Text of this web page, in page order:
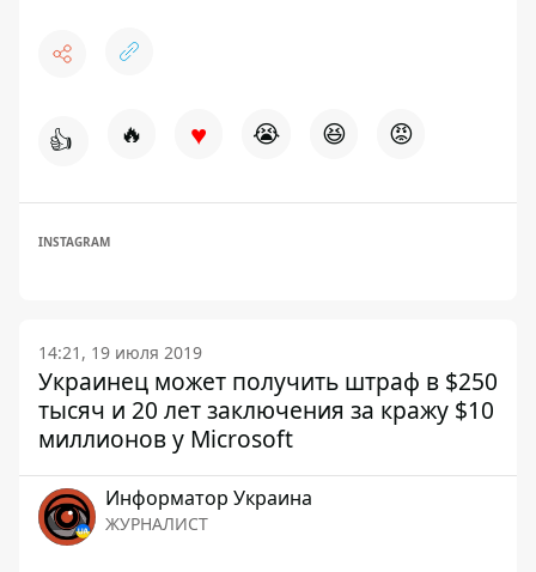
👍 🔥 ♥ 😭 😆 😡
INSTAGRAM
14:21, 19 июля 2019
Украинец может получить штраф в $250
тысяч и 20 лет заключения за кражу $10
миллионов у Microsoft
Информатор Украина
ЖУРНАЛИСТ